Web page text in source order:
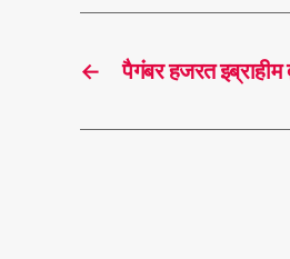
← पैगंबर हजरत इब्राहीम